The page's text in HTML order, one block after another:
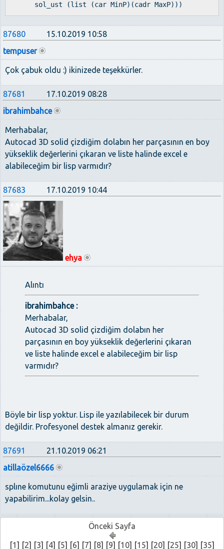
sol_ust (list (car MinP)(cadr MaxP)))
87680
15.10.2019 10:58
tempuser
Çok çabuk oldu :) ikinizede teşekkürler.
87681
17.10.2019 08:28
ibrahimbahce
Merhabalar,
Autocad 3D solid çizdiğim dolabın her parçasının en boy
yükseklik değerlerini çıkaran ve liste halinde excel e
alabileceğim bir lisp varmıdır?
87683 17.10.2019 10:44
ehya
Alıntı
ibrahimbahce :
Merhabalar,
Autocad 3D solid çizdiğim dolabın her
parçasının en boy yükseklik değerlerini çıkaran
ve liste halinde excel e alabileceğim bir lisp
varmıdır?
Böyle bir lisp yoktur. Lisp ile yazılabilecek bir durum
değildir. Profesyonel destek almanız gerekir.
87691
21.10.2019 06:21
atillaözel6666
splıne komutunu eğimli araziye uygulamak için ne
yapabilirim...kolay gelsin..
Önceki Sayfa
[1 ] [2] [3] [4] [5] [6] [7] [8] [9] [10] [15] [20] [25] [30] [35]